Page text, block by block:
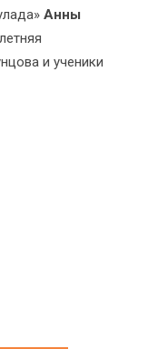
Анны
и ученики